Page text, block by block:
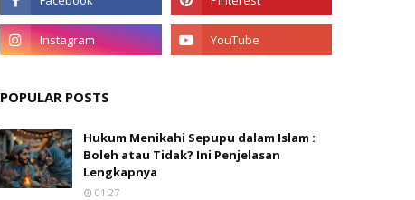
POPULAR POSTS
Hukum Menikahi Sepupu dalam Islam :
Boleh atau Tidak? Ini Penjelasan
Lengkapnya
01:27